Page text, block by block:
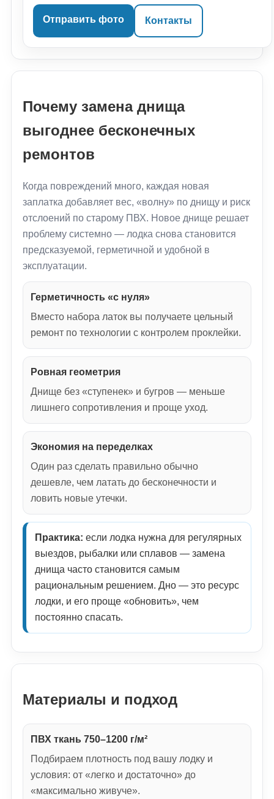
Отправить фото Контакты
Почему замена днища
выгоднее бесконечных
ремонтов
Когда повреждений много, каждая новая
заплатка добавляет вес, «волну» по днищу и риск
отслоений по старому ПВХ. Новое днище решает
проблему системно — лодка снова становится
предсказуемой, герметичной и удобной в
эксплуатации.
Герметичность «с нуля»
Вместо набора латок вы получаете цельный
ремонт по технологии с контролем проклейки.
Ровная геометрия
Днище без «ступенек» и бугров — меньше
лишнего сопротивления и проще уход.
Экономия на переделках
Один раз сделать правильно обычно
дешевле, чем латать до бесконечности и
ловить новые утечки.
Практика: если лодка нужна для регулярных
выездов, рыбалки или сплавов — замена
днища часто становится самым
рациональным решением. Дно — это ресурс
лодки, и его проще «обновить», чем
постоянно спасать.
Материалы и подход
ПВХ ткань 750–1200 г/м²
Подбираем плотность под вашу лодку и
условия: от «легко и достаточно» до
«максимально живуче».